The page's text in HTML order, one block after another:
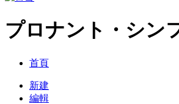
プロナント・シン
首頁
新建
編輯